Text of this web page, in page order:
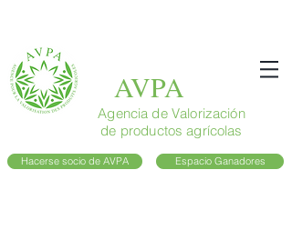
AVPA
Agencia de Valorización
de productos agrícolas
Hacerse socio de AVPA Espacio Ganadores